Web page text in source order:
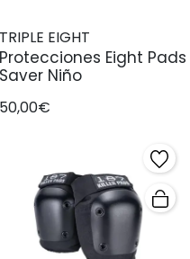
TRIPLE EIGHT
Protecciones Eight Pads
Saver Niño
50,00€